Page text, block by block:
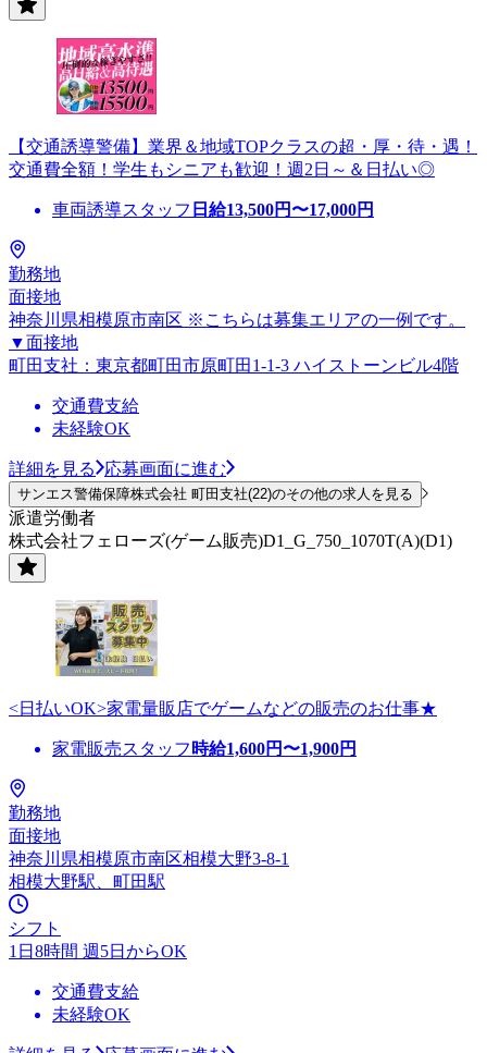
【交通誘導警備】業界＆地域TOPクラスの超・厚・待・遇！
交通費全額！学生もシニアも歓迎！週2日～＆日払い◎
車両誘導スタッフ 日給13,500円〜17,000円
勤務地
面接地
神奈川県相模原市南区 ※こちらは募集エリアの一例です。
▼面接地
町田支社：東京都町田市原町田1-1-3 ハイストーンビル4階
交通費支給
未経験OK
詳細を見る 応募画面に進む
サンエス警備保障株式会社 町田支社(22)のその他の求人を見る
派遣労働者
株式会社フェローズ(ゲーム販売)D1_G_750_1070T(A)(D1)
<日払いOK>家電量販店でゲームなどの販売のお仕事★
家電販売スタッフ 時給1,600円〜1,900円
勤務地
面接地
神奈川県相模原市南区相模大野3-8-1
相模大野駅、町田駅
シフト
1日8時間 週5日からOK
交通費支給
未経験OK